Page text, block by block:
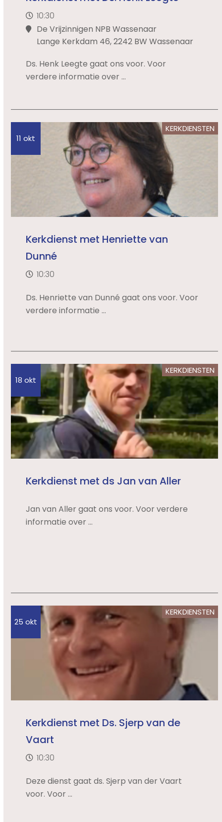
10:30
De Vrijzinnigen NPB Wassenaar
Lange Kerkdam 46, 2242 BW Wassenaar
Ds. Henk Leegte gaat ons voor. Voor
verdere informatie over ...
11 okt
KERKDIENSTEN
Kerkdienst met Henriette van
Dunné
10:30
Ds. Henriette van Dunné gaat ons voor. Voor
verdere informatie ...
18 okt
KERKDIENSTEN
Kerkdienst met ds Jan van Aller
Jan van Aller gaat ons voor. Voor verdere
informatie over ...
25 okt
KERKDIENSTEN
Kerkdienst met Ds. Sjerp van de
Vaart
10:30
Deze dienst gaat ds. Sjerp van der Vaart
voor. Voor ...